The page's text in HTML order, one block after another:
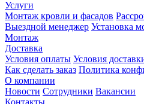
Услуги
Монтаж кровли и фасадов
Выездной менеджер Установка
Монтаж
Доставка
Условия оплаты Условия
Как сделать заказ Политика
О компании
Новости Сотрудники Вакансии
Контакты